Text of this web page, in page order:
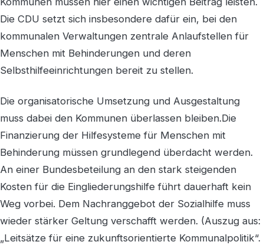
Die CDU setzt sich insbesondere dafür ein, bei den
kommunalen Verwaltungen zentrale Anlaufstellen für
Menschen mit Behinderungen und deren
Selbsthilfeeinrichtungen bereit zu stellen.
Die organisatorische Umsetzung und Ausgestaltung
muss dabei den Kommunen überlassen bleiben.Die
Finanzierung der Hilfesysteme für Menschen mit
Behinderung müssen grundlegend überdacht werden.
An einer Bundesbeteilung an den stark steigenden
Kosten für die Eingliederungshilfe führt dauerhaft kein
Weg vorbei. Dem Nachranggebot der Sozialhilfe muss
wieder stärker Geltung verschafft werden. (Auszug aus:
„Leitsätze für eine zukunftsorientierte Kommunalpolitik“.